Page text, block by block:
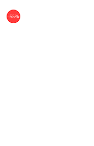
-55%